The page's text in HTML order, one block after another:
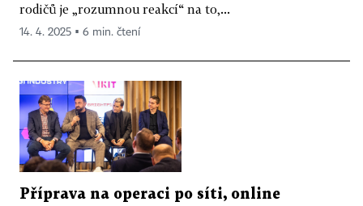
rodičů je „rozumnou reakcí“ na to,...
14. 4. 2025 ▪ 6 min. čtení
Příprava na operaci po síti, online